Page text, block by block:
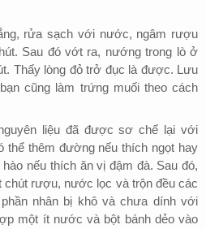
rửa sạch với nước, ngâm rượu
Sau đó vớt ra, nướng trong lò ở
Thấy lòng đỏ trở đục là được. Lưu
cũng làm trứng muối theo cách
liệu đã được sơ chế lại với
thể thêm đường nếu thích ngọt hay
nếu thích ăn vị đậm đà. Sau đó,
chút rượu, nước lọc và trộn đều các
nhân bị khô và chưa dính với
một ít nước và bột bánh dẻo vào